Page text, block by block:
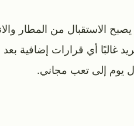
الاستقبال من المطار
غالبًا أي قرارات إضافية بعد
يوم إلى تعب مجاني.